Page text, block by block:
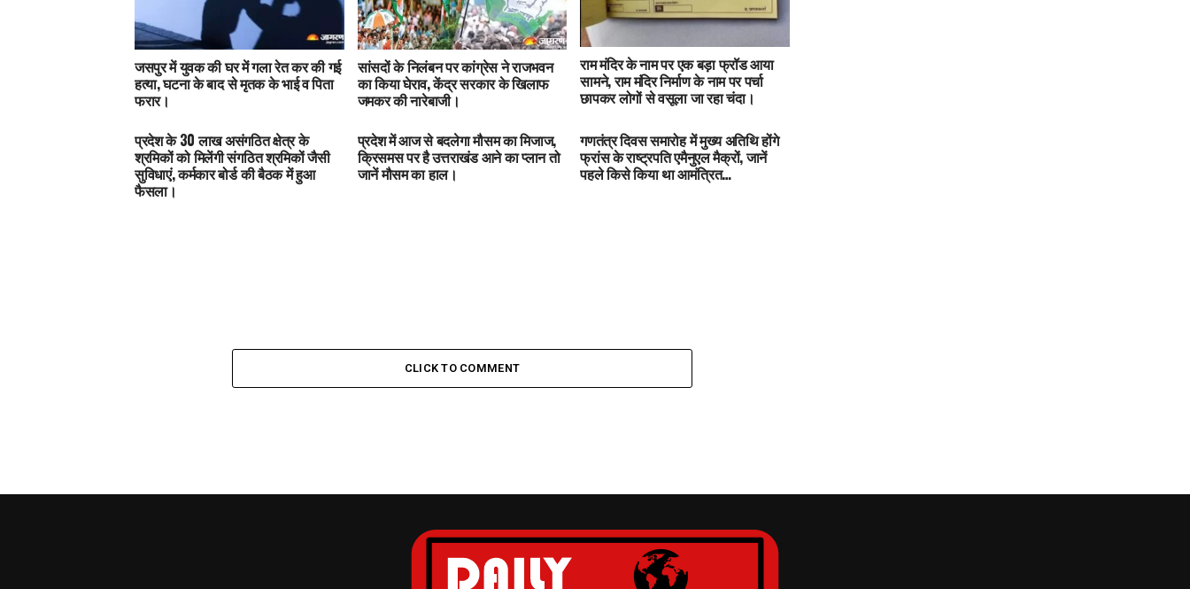
जसपुर में युवक की घर में गला रेत कर की गई
हत्या, घटना के बाद से मृतक के भाई व पिता
फरार।
सांसदों के निलंबन पर कांग्रेस ने राजभवन
का किया घेराव, केंद्र सरकार के खिलाफ
जमकर की नारेबाजी।
राम मंदिर के नाम पर एक बड़ा फ्रॉड आया
सामने, राम मंदिर निर्माण के नाम पर पर्चा
छापकर लोगों से वसूला जा रहा चंदा।
प्रदेश के 30 लाख असंगठित क्षेत्र के
श्रमिकों को मिलेंगी संगठित श्रमिकों जैसी
सुविधाएं, कर्मकार बोर्ड की बैठक में हुआ
फैसला।
प्रदेश में आज से बदलेगा मौसम का मिजाज,
क्रिसमस पर है उत्तराखंड आने का प्लान तो
जानें मौसम का हाल।
गणतंत्र दिवस समारोह में मुख्य अतिथि होंगे
फ्रांस के राष्ट्रपति एमैनुएल मैक्रों, जानें
पहले किसे किया था आमंत्रित…
CLICK TO COMMENT